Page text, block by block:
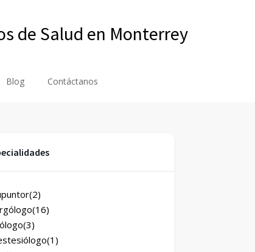
de Salud en Monterrey
Blog Contáctanos
(2)
(16)
(3)
(1)